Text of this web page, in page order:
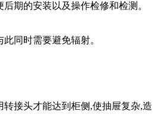
期的安装以及操作检修和检测。
同时需要避免辐射。
转接头才能达到柜侧,使抽屉复杂,造